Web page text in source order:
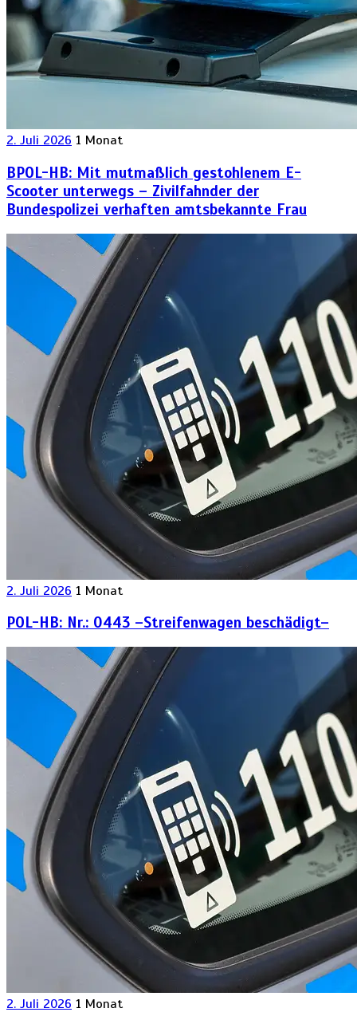
2. Juli 2026 1 Monat
BPOL-HB: Mit mutmaßlich gestohlenem E-
Scooter unterwegs – Zivilfahnder der
Bundespolizei verhaften amtsbekannte Frau
2. Juli 2026 1 Monat
POL-HB: Nr.: 0443 –Streifenwagen beschädigt–
2. Juli 2026 1 Monat